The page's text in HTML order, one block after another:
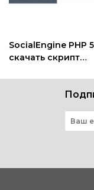
SocialEngine PHP
скачать скрипт